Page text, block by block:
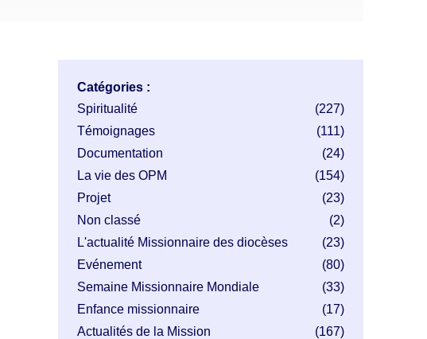
Catégories :
Spiritualité
(227)
Témoignages
(111)
Documentation
(24)
La vie des OPM
(154)
Projet
(23)
Non classé
(2)
L'actualité Missionnaire des diocèses
(23)
Evénement
(80)
Semaine Missionnaire Mondiale
(33)
Enfance missionnaire
(17)
Actualités de la Mission
(167)